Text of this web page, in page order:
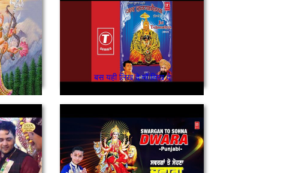
बस यही लिख दे माँ लिख दे